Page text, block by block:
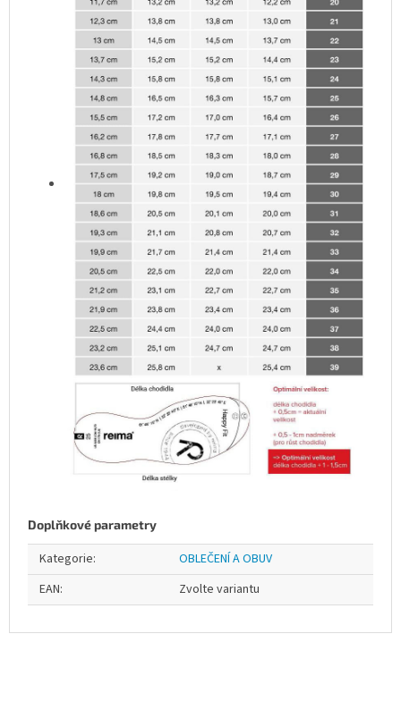
Doplňkové parametry
Kategorie:
OBLEČENÍ A OBUV
EAN: Zvolte variantu